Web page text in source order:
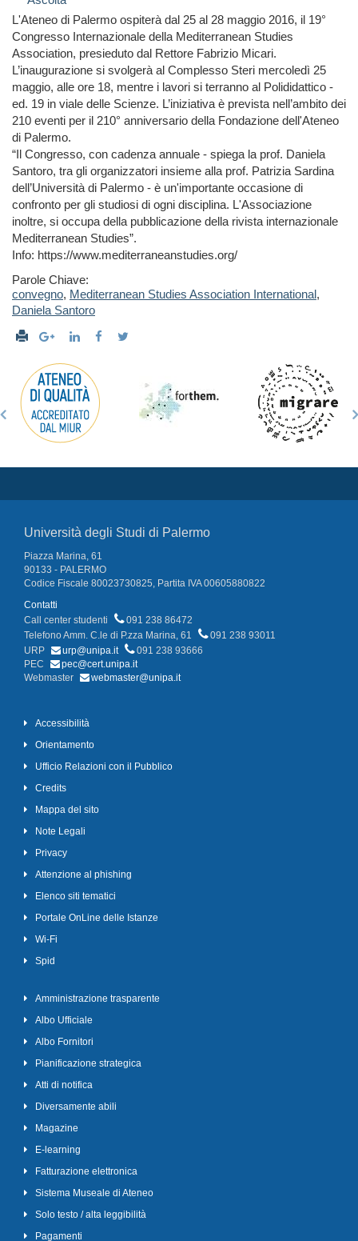
L'Ateneo di Palermo ospiterà dal 25 al 28 maggio 2016, il 19°
Congresso Internazionale della Mediterranean Studies
Association, presieduto dal Rettore Fabrizio Micari.
L’inaugurazione si svolgerà al Complesso Steri mercoledì 25
maggio, alle ore 18, mentre i lavori si terranno al Polididattico -
ed. 19 in viale delle Scienze. L’iniziativa è prevista nell’ambito dei
210 eventi per il 210° anniversario della Fondazione dell'Ateneo
di Palermo.
“Il Congresso, con cadenza annuale - spiega la prof. Daniela
Santoro, tra gli organizzatori insieme alla prof. Patrizia Sardina
dell’Università di Palermo - è un'importante occasione di
confronto per gli studiosi di ogni disciplina. L'Associazione
inoltre, si occupa della pubblicazione della rivista internazionale
Mediterranean Studies”.
Info: https://www.mediterraneanstudies.org/
Parole Chiave:
convegno, Mediterranean Studies Association International,
Daniela Santoro
Università degli Studi di Palermo
Piazza Marina, 61
90133 - PALERMO
Codice Fiscale 80023730825, Partita IVA 00605880822
Contatti
Call center studenti
091 238 86472
Telefono Amm. C.le di P.zza Marina, 61
091 238 93011
URP
urp@unipa.it
091 238 93666
PEC
pec@cert.unipa.it
Webmaster
webmaster@unipa.it
Accessibilità
Orientamento
Ufficio Relazioni con il Pubblico
Credits
Mappa del sito
Note Legali
Privacy
Attenzione al phishing
Elenco siti tematici
Portale OnLine delle Istanze
Wi-Fi
Spid
Amministrazione trasparente
Albo Ufficiale
Albo Fornitori
Pianificazione strategica
Atti di notifica
Diversamente abili
Magazine
E-learning
Fatturazione elettronica
Sistema Museale di Ateneo
Solo testo / alta leggibilità
Pagamenti